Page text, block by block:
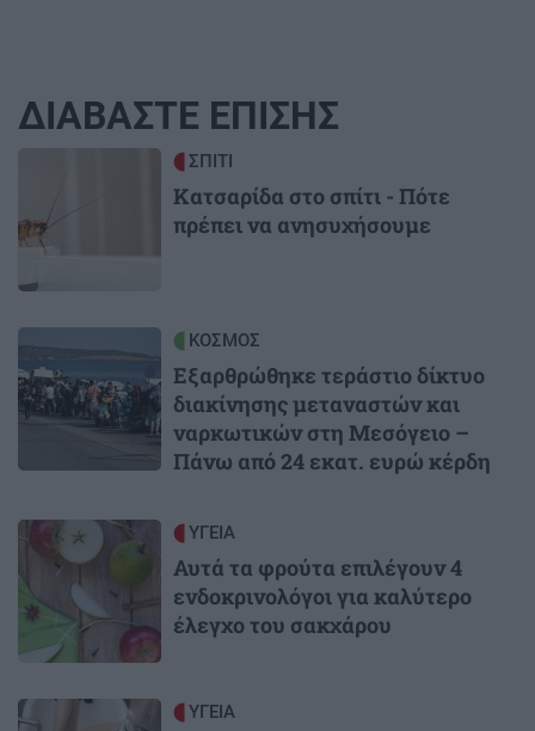
ΔΙΑΒΑΣΤΕ ΕΠΙΣΗΣ
ΣΠΙΤΙ
Κατσαρίδα στο σπίτι - Πότε
πρέπει να ανησυχήσουμε
ΚΟΣΜΟΣ
Εξαρθρώθηκε τεράστιο δίκτυο
διακίνησης μεταναστών και
ναρκωτικών στη Μεσόγειο –
Πάνω από 24 εκατ. ευρώ κέρδη
Image ΥΓΕΙΑ
Αυτά τα φρούτα επιλέγουν 4
ενδοκρινολόγοι για καλύτερο
έλεγχο του σακχάρου
Image ΥΓΕΙΑ